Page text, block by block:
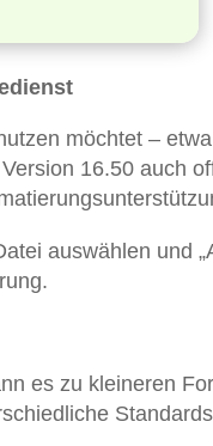
möchtet –
16.50 auch
auswählen und
es zu kleineren